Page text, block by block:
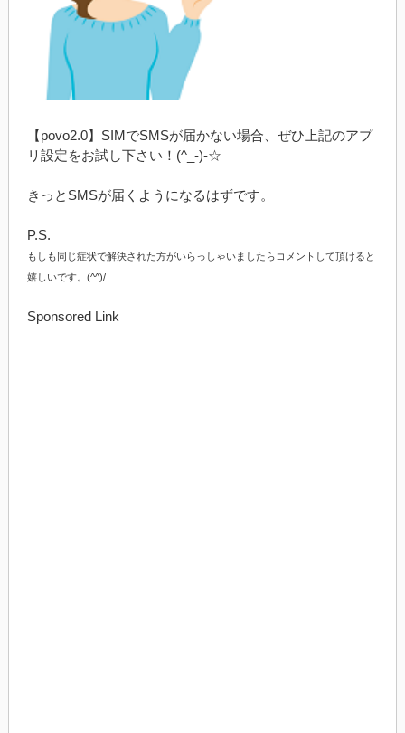
【povo2.0】SIMでSMSが届かない場合、ぜひ上記のアプ
リ設定をお試し下さい！(^_-)-☆
きっとSMSが届くようになるはずです。
P.S.
もしも同じ症状で解決された方がいらっしゃいましたらコメントして頂けると
嬉しいです。(^^)/
Sponsored Link